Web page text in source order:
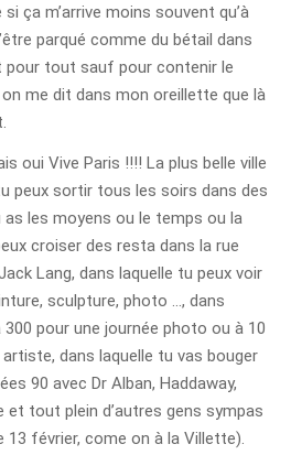
si ça m’arrive moins souvent qu’à
parqué comme du bétail dans
tout sauf pour contenir le
me dit dans mon oreillette que là
oui Vive Paris !!!! La plus belle ville
peux sortir tous les soirs dans des
les moyens ou le temps ou la
croiser des resta dans la rue
Lang, dans laquelle tu peux voir
sculpture, photo …, dans
pour une journée photo ou à 10
artiste, dans laquelle tu vas bouger
90 avec Dr Alban, Haddaway,
et tout plein d’autres gens sympas
13 février, come on à la Villette).